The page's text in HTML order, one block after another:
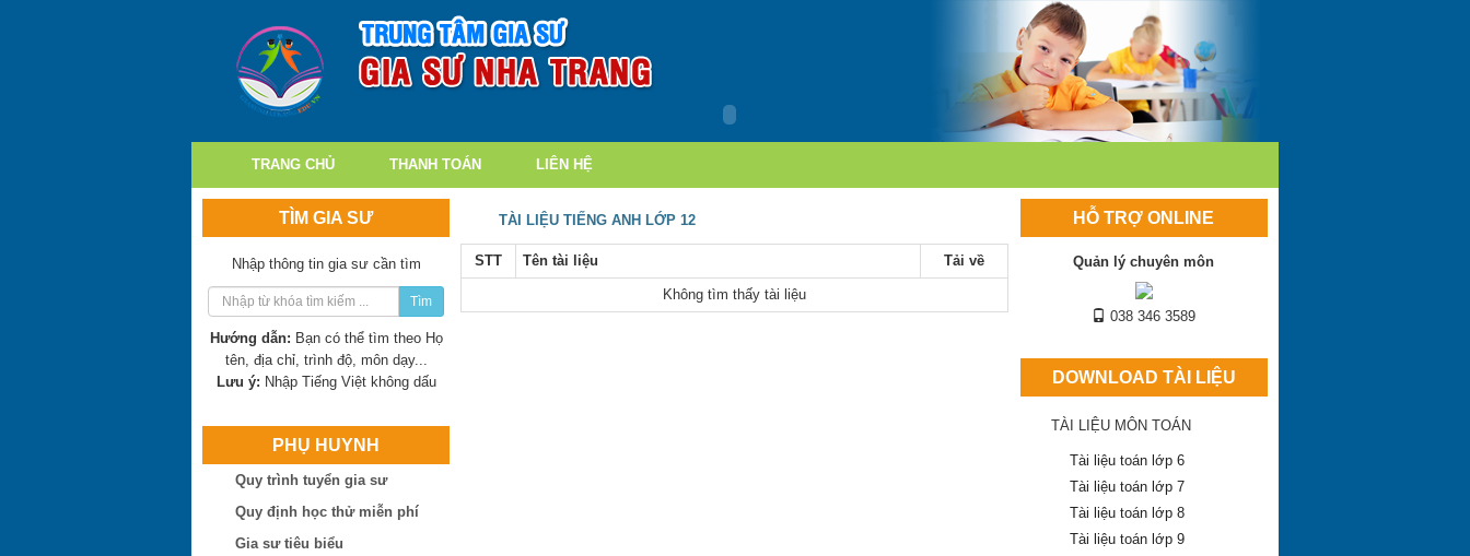
TRANG CHỦ THANH TOÁN LIÊN HỆ
TÌM GIA SƯ
Nhập thông tin gia sư cần tìm
Tìm
Hướng dẫn: Bạn có thể tìm theo Họ
tên, địa chỉ, trình độ, môn dạy...
Lưu ý: Nhập Tiếng Việt không dấu
PHỤ HUYNH
Quy trình tuyển gia sư
Quy định học thử miễn phí
Gia sư tiêu biểu
Trần Thị Minh Thư
TÀI LIỆU TIẾNG ANH LỚP 12
STT Tên tài liệu Tải về
Không tìm thấy tài liệu
HỖ TRỢ ONLINE
Quản lý chuyên môn
038 346 3589
DOWNLOAD TÀI LIỆU
TÀI LIỆU MÔN TOÁN
Tài liệu toán lớp 6
Tài liệu toán lớp 7
Tài liệu toán lớp 8
Tài liệu toán lớp 9